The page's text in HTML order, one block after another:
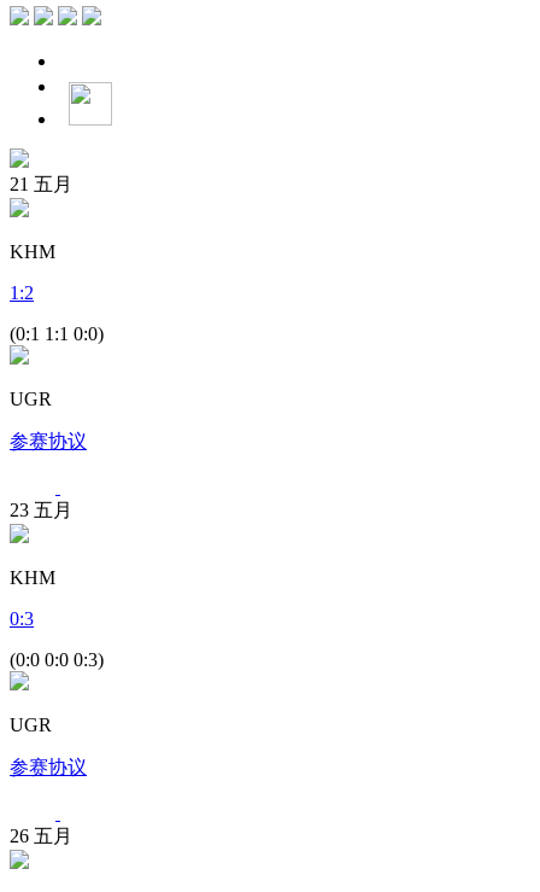
21 五月
KHM
1 :2
(0:1 1:1 0:0)
UGR
参赛协议
23 五月
KHM
0:3
(0:0 0:0 0:3)
UGR
参赛协议
26 五月